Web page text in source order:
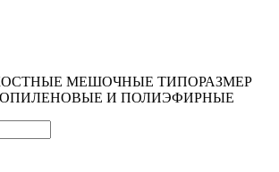
МЕШОЧНЫЕ ТИПОРАЗМЕР
И ПОЛИЭФИРНЫЕ